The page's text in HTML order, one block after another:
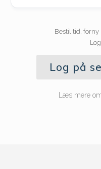
Bestil tid,
Log på
Læs mere